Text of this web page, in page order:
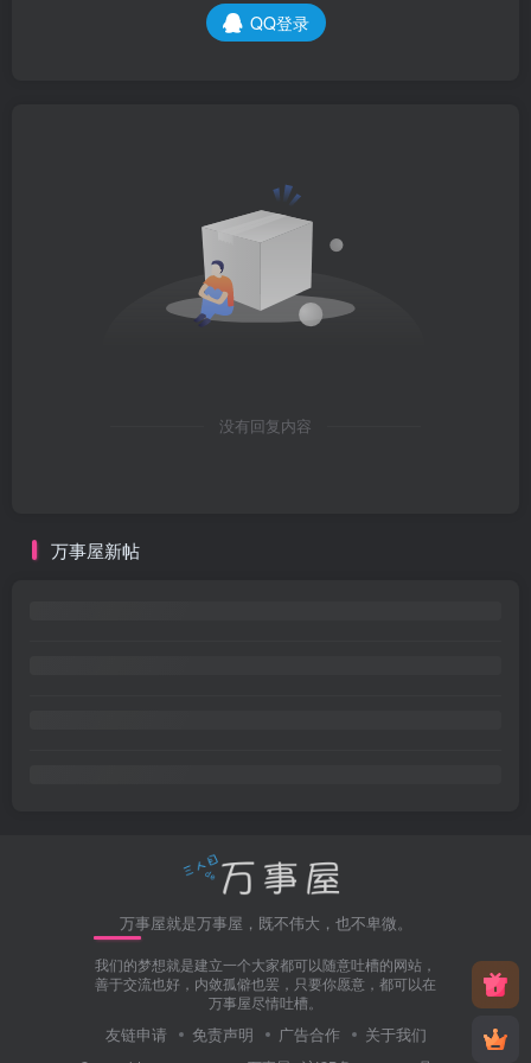
QQ登录
没有回复内容
万事屋新帖
万事屋就是万事屋，既不伟大，也不卑微。
我们的梦想就是建立一个大家都可以随意吐槽的网站，
善于交流也好，内敛孤僻也罢，只要你愿意，都可以在
万事屋尽情吐槽。
友链申请 免责声明 广告合作 关于我们